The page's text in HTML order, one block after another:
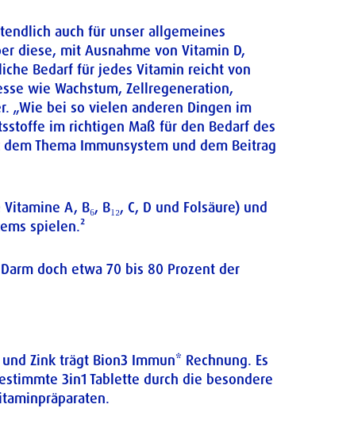
auch für unser allgemeines
diese, mit Ausnahme von Vitamin D,
Bedarf für jedes Vitamin reicht von
wie Wachstum, Zellregeneration,
„Wie bei so vielen anderen Dingen im
im richtigen Maß für den Bedarf des
Thema Immunsystem und dem Beitrag
A, B₆, B₁₂, C, D und Folsäure) und
spielen.²
doch etwa 70 bis 80 Prozent der
Zink trägt Bion3 Immun* Rechnung. Es
3in1 Tablette durch die besondere